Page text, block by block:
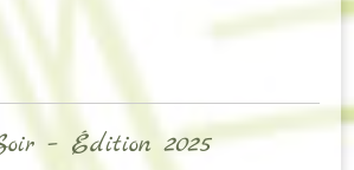
– Édition 2025